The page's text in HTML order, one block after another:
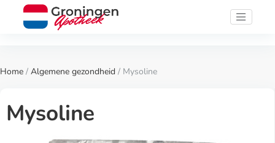
Home / Algemene gezondheid / Mysoline
Mysoline